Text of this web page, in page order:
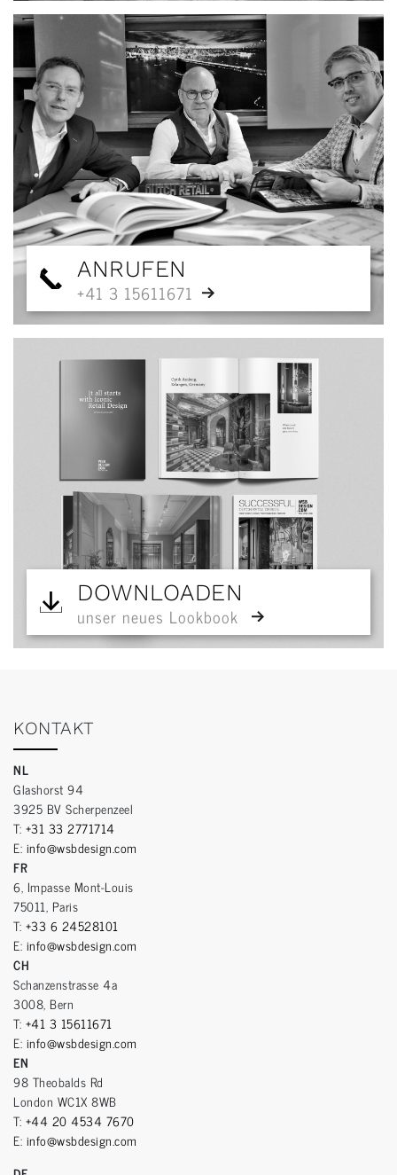
ANRUFEN
+41 3 15611671
DOWNLOADEN
unser neues Lookbook
KONTAKT
NL
Glashorst 94
3925 BV Scherpenzeel
T: +31 33 2771714
E: info@wsbdesign.com
FR
6, Impasse Mont-Louis
75011, Paris
T: +33 6 24528101
E: info@wsbdesign.com
CH
Schanzenstrasse 4a
3008, Bern
T: +41 3 15611671
E: info@wsbdesign.com
EN
98 Theobalds Rd
London WC1X 8WB
T: +44 20 4534 7670
E: info@wsbdesign.com